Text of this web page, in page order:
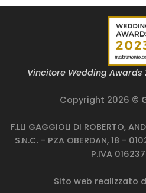
Vincitore Wedding Awards
Copyright 2026 ©
F.LLI GAGGIOLI DI ROBERTO,
S.N.C. - PZA OBERDAN, 18 -
P.IVA
Sito web realizzato